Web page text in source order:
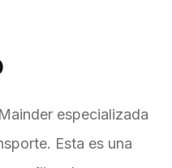
especializada
Esta es una